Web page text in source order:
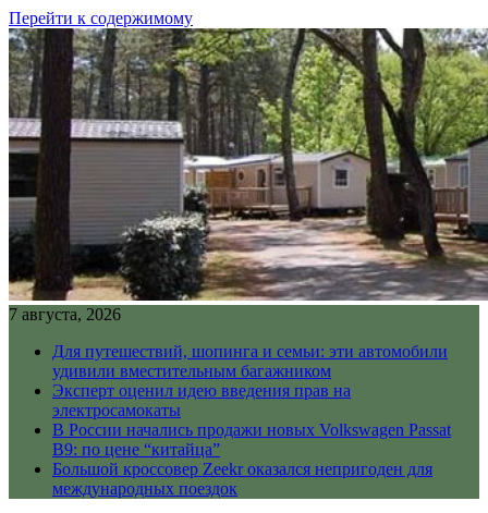
Перейти к содержимому
7 августа, 2026
Для путешествий, шопинга и семьи: эти автомобили
удивили вместительным багажником
Эксперт оценил идею введения прав на
электросамокаты
В России начались продажи новых Volkswagen Passat
B9: по цене “китайца”
Большой кроссовер Zeekr оказался непригоден для
международных поездок